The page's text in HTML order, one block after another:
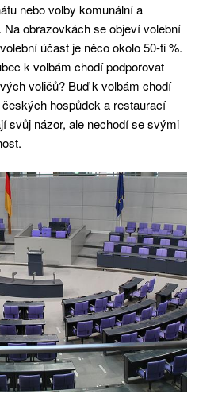
nebo volby komunální a
obrazovkách se objeví volební
účast je něco okolo 50-ti %.
k volbám chodí podporovat
voličů? Buď k volbám chodí
hospůdek a restaurací
svůj názor, ale nechodí se svými